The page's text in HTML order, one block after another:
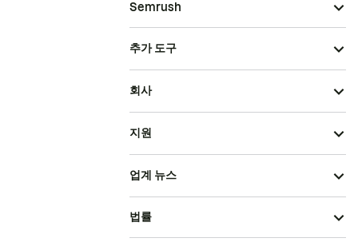
Semrush
추가 도구
회사
지원
업계 뉴스
법률